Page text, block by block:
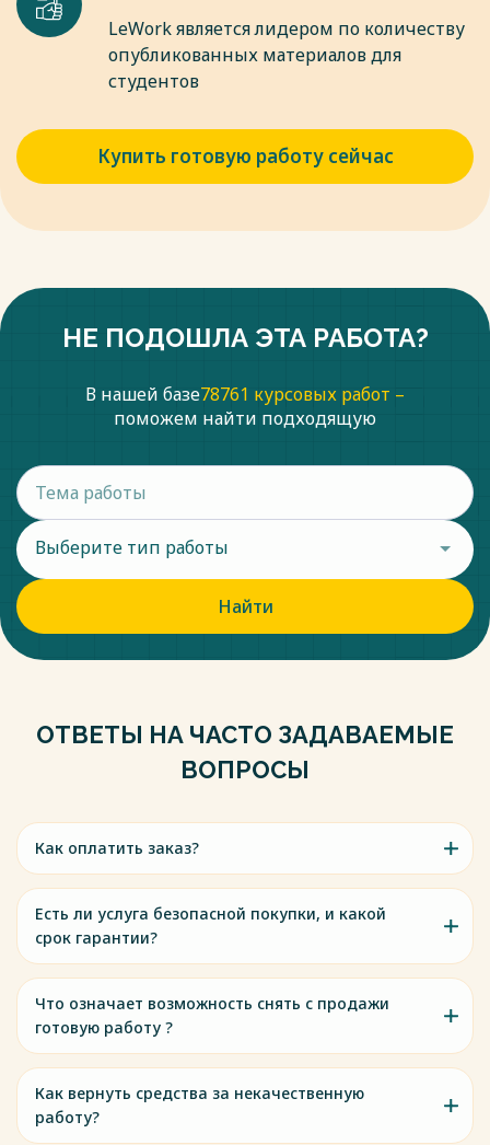
LeWork является лидером по количеству
опубликованных материалов для
студентов
Купить готовую работу сейчас
НЕ ПОДОШЛА ЭТА РАБОТА?
В нашей базе78761 курсовых работ –
поможем найти подходящую
Выберите тип работы
Найти
ОТВЕТЫ НА ЧАСТО ЗАДАВАЕМЫЕ
ВОПРОСЫ
Как оплатить заказ?
Есть ли услуга безопасной покупки, и какой
срок гарантии?
Что означает возможность снять с продажи
готовую работу ?
Как вернуть средства за некачественную
работу?